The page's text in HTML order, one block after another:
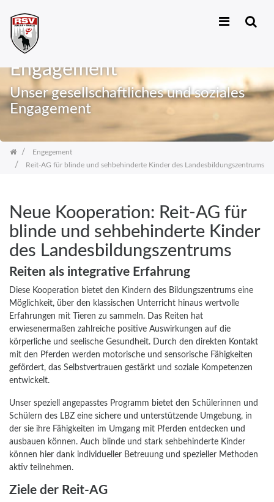
Zum
springen
Engagement
Unser gesellschaftliches und soziales
Engagement
Engegement
Reit-AG für blinde und sehbehinderte Kinder des Landesbildungszentrums
Neue Kooperation: Reit-AG für
blinde und sehbehinderte Kinder
des Landesbildungszentrums
Reiten als integrative Erfahrung
Diese Kooperation bietet den Kindern des Bildungszentrums eine
Möglichkeit, über den klassischen Unterricht hinaus wertvolle
Erfahrungen mit Tieren zu sammeln. Das Reiten hat
erwiesenermaßen zahlreiche positive Auswirkungen auf die
körperliche und seelische Gesundheit. Durch den direkten Kontakt
mit den Pferden werden motorische und sensorische Fähigkeiten
gefördert, das Selbstvertrauen gestärkt und soziale Kompetenzen
entwickelt.
Unser speziell angepasstes Programm bietet den Schülerinnen und
Schülern des LBZ eine sichere und unterstützende Umgebung, in
der sie ihre Fähigkeiten im Umgang mit Pferden entdecken und
ausbauen können. Auch blinde und stark sehbehinderte Kinder
können hier dank individueller Betreuung und spezieller Methoden
aktiv teilnehmen.
Ziele der Reit-AG